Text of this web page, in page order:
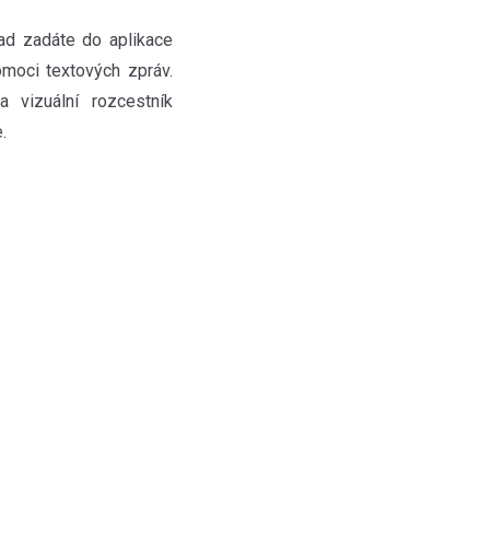
zadáte do aplikace
textových zpráv.
vizuální rozcestník